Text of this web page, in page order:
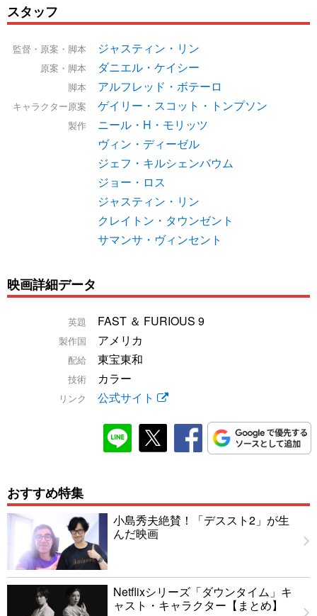
スタッフ
監督・原案・脚本 ジャスティン・リン
原案・脚本 ダニエル・ケイシー
脚本 アルフレッド・ボテーロ
キャラクター原案 ゲイリー・スコット・トンプソン
製作
ニール・H・モリッツ
ヴィン・ディーゼル
ジェフ・キルシェンバウム
ジョー・ロス
ジャスティン・リン
クレイトン・タウンゼント
サマンサ・ヴィンセント
映画詳細データ
英題 FAST ＆ FURIOUS 9
製作国 アメリカ
配給 東宝東和
技術 カラー
リンク 公式サイト
おすすめ特集
小島秀夫絶賛！「デススト2」が生
んだ映画
Netflixシリーズ「ダウンタイム」キ
ャスト・キャラクター【まとめ】